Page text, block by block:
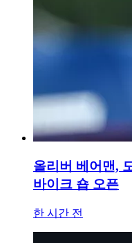
올리버 베어맨,
바이크 숍 오픈
한 시간 전